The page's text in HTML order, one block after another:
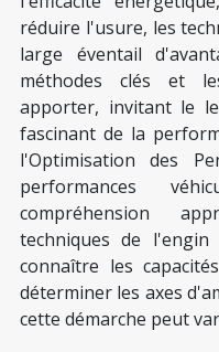
réduire l'usure, les
large éventail
méthodes clés et
apporter, invitant le
fascinant de la
l'Optimisation des
performances
compréhension
techniques de
connaître les
déterminer les axes
cette démarche peut